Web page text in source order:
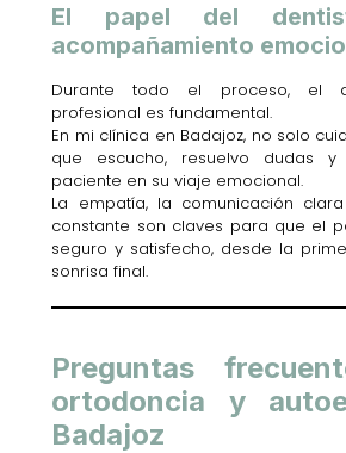
El papel del
acompañamiento
Durante todo el proceso, el
profesional es fundamental.
En mi clínica en Badajoz, no solo
que escucho, resuelvo dudas
paciente en su viaje emocional.
La empatía, la comunicación
constante son claves para que el
seguro y satisfecho, desde la
sonrisa final.
Preguntas
ortodoncia y
Badajoz